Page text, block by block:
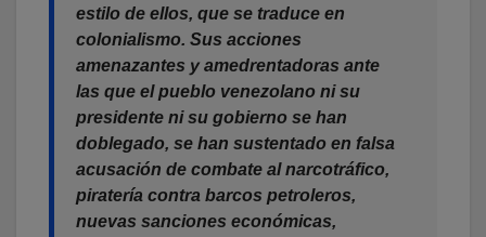
estilo de ellos, que se traduce en
colonialismo. Sus acciones
amenazantes y amedrentadoras ante
las que el pueblo venezolano ni su
presidente ni su gobierno se han
doblegado, se han sustentado en falsa
acusación de combate al narcotráfico,
piratería contra barcos petroleros,
nuevas sanciones económicas,